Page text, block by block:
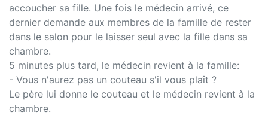
accoucher sa fille. Une fois le médecin arrivé, ce
dernier demande aux membres de la famille de rester
dans le salon pour le laisser seul avec la fille dans sa
chambre.
5 minutes plus tard, le médecin revient à la famille:
- Vous n'aurez pas un couteau s'il vous plaît ?
Le père lui donne le couteau et le médecin revient à la
chambre.